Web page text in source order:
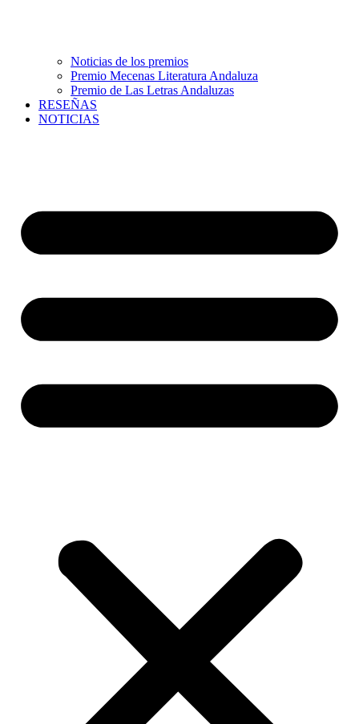
Noticias de los premios
Premio Mecenas Literatura Andaluza
Premio de Las Letras Andaluzas
RESEÑAS
NOTICIAS